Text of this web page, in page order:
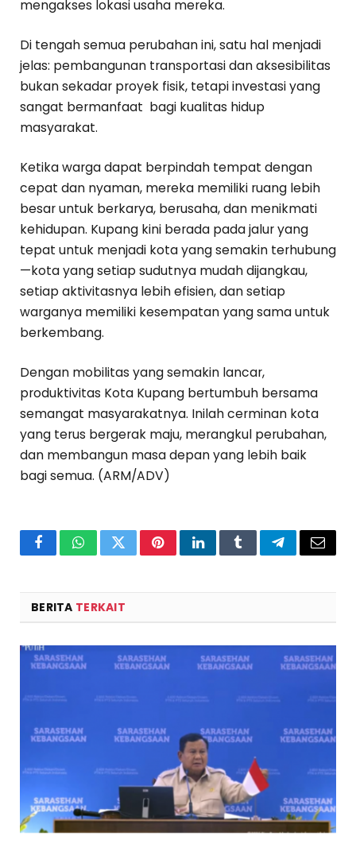
mengakses lokasi usaha mereka.
Di tengah semua perubahan ini, satu hal menjadi
jelas: pembangunan transportasi dan aksesibilitas
bukan sekadar proyek fisik, tetapi investasi yang
sangat bermanfaat bagi kualitas hidup
masyarakat.
Ketika warga dapat berpindah tempat dengan
cepat dan nyaman, mereka memiliki ruang lebih
besar untuk berkarya, berusaha, dan menikmati
kehidupan. Kupang kini berada pada jalur yang
tepat untuk menjadi kota yang semakin terhubung
—kota yang setiap sudutnya mudah dijangkau,
setiap aktivitasnya lebih efisien, dan setiap
warganya memiliki kesempatan yang sama untuk
berkembang.
Dengan mobilitas yang semakin lancar,
produktivitas Kota Kupang bertumbuh bersama
semangat masyarakatnya. Inilah cerminan kota
yang terus bergerak maju, merangkul perubahan,
dan membangun masa depan yang lebih baik
bagi semua. (ARM/ADV)
FacebookWhatsAppTwitterPinterestLinkedInTumblrTelegramEmail
BERITA TERKAIT